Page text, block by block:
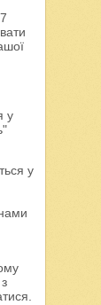
у
у